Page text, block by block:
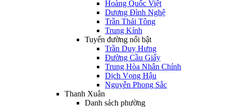
Hoàng Quốc Việt
Dương Đình Nghệ
Trần Thái Tông
Trung Kính
Tuyến đường nổi bật
Trần Duy Hưng
Đường Cầu Giấy
Trung Hòa Nhân Chính
Dịch Vọng Hậu
Nguyễn Phong Sắc
Thanh Xuân
Danh sách phường